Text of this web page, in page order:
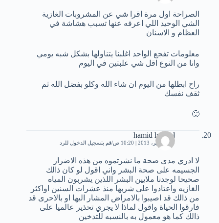
الصراحة اول مرة اقرا شي عن المشروبات الغازية
الشي الوحيد اللي اعرفه عنها تسبب هشاشة في
العظام و الاسنان
معلومات تفجع الواحد اغلبنا يتناولها بشكل شبه يومي
وانا من النوع اقل شي علبتين في اليوم
راح ابطلها من اليوم ان شاء الله وكلو بفضل الله ثم
ثقف نفسك
🙂
hamid hamed
29 سبتمبر، 2013 | 10:20 ص قم بتسجيل الدخول للرد
لا ادري مدى صحة ما نشرتموه من هذه الاضرار
الجسيمه على صحة البشر واني اقول لو كان ذالك
صحيحا لوجدنا ملايين البشر اللذين يشربون المياه
الغازيه واعتادوا على شربها منذ عشرات السنين اواكثر
من ذالك قد اصيبوا بالامراض المشار اليها او بالاحرى قد
فارقوا الحياة واقول لماذا لا يجري تحذير عالميا على
ذالك كما هو معمول به بالنسبه للتدخين